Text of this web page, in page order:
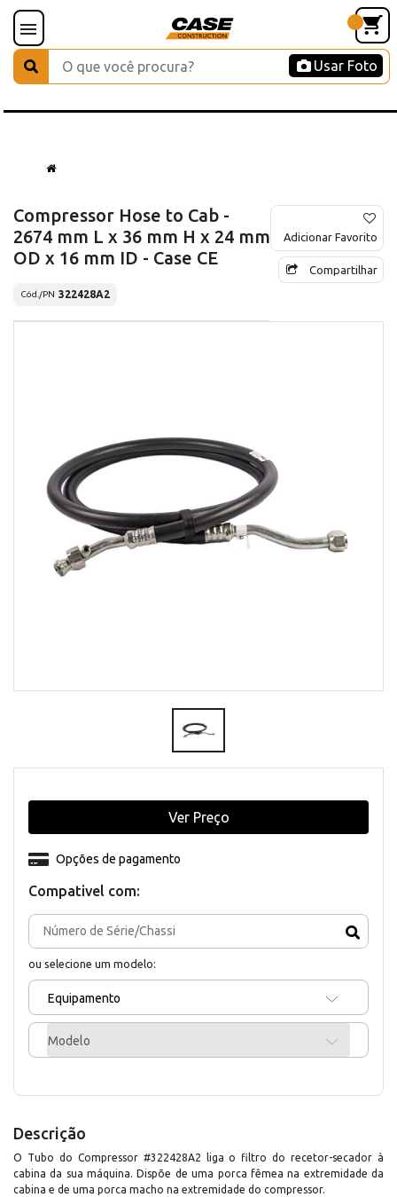
Usar Foto
Compressor Hose to Cab -
2674 mm L x 36 mm H x 24 mm
OD x 16 mm ID - Case CE
Cód./PN 322428A2
Adicionar Favorito
Compartilhar
Compativel com:
ou selecione um modelo:
Equipamento
Modelo
Opções de pagamento
Ver Preço
Descrição
O Tubo do Compressor #322428A2 liga o filtro do recetor-secador à
cabina da sua máquina. Dispõe de uma porca fêmea na extremidade da
cabina e de uma porca macho na extremidade do compressor.